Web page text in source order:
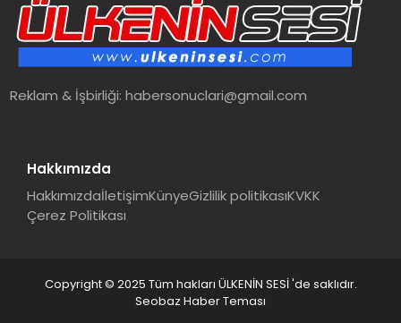
Reklam & İşbirliği:habersonuclari@gmail.com
Hakkımızda
HakkımızdaİletişimKünyeGizlilik politikasıKVKK
Çerez Politikası
Copyright © 2025 Tüm hakları ÜLKENİN SESİ 'de saklıdır.
Seobaz Haber Teması